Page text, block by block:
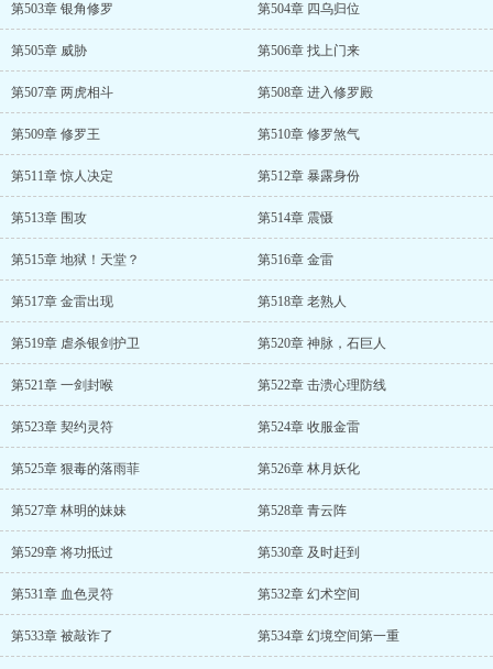
第503章 银角修罗 第504章 四乌归位
第505章 威胁 第506章 找上门来
第507章 两虎相斗 第508章 进入修罗殿
第509章 修罗王 第510章 修罗煞气
第511章 惊人决定 第512章 暴露身份
第513章 围攻 第514章 震慑
第515章 地狱！天堂？ 第516章 金雷
第517章 金雷出现 第518章 老熟人
第519章 虐杀银剑护卫 第520章 神脉，石巨人
第521章 一剑封喉 第522章 击溃心理防线
第523章 契约灵符 第524章 收服金雷
第525章 狠毒的落雨菲 第526章 林月妖化
第527章 林明的妹妹 第528章 青云阵
第529章 将功抵过 第530章 及时赶到
第531章 血色灵符 第532章 幻术空间
第533章 被敲诈了 第534章 幻境空间第一重